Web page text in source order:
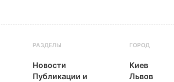
РАЗДЕЛЫ
Новости
Публикации и
ГОРОД
Киев
Львов